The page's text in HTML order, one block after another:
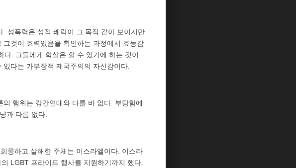
성폭력은 성적 쾌락이 그 목적 같아 보이지만
것이 효력있음을 확인하는 과정에서 효능감
. 그들에게 학살은 할 수 있기에 하는 것이
다는 가부장적 제국주의의 자신감이다.
행위는 강간연대와 다를 바 없다. 부당함에
과 다름 없다.
롱하고 살해한 주체는 이스라엘이다. 이스라
LGBT 프라이드 행사를 지원하기까지 했다.